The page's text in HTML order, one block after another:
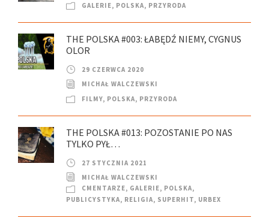
GALERIE, POLSKA, PRZYRODA
THE POLSKA #003: ŁABĘDŹ NIEMY, CYGNUS
OLOR
29 CZERWCA 2020
MICHAŁ WALCZEWSKI
FILMY, POLSKA, PRZYRODA
THE POLSKA #013: POZOSTANIE PO NAS
TYLKO PYŁ…
27 STYCZNIA 2021
MICHAŁ WALCZEWSKI
CMENTARZE, GALERIE, POLSKA,
PUBLICYSTYKA, RELIGIA, SUPERHIT, URBEX